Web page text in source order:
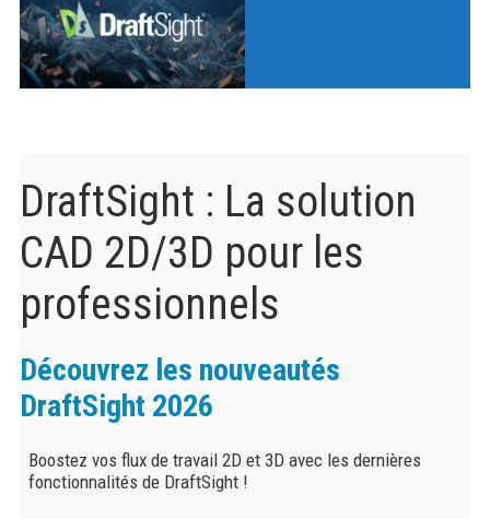
DraftSight : La solution
CAD 2D/3D pour les
professionnels
Découvrez les nouveautés
DraftSight 2026
Boostez vos flux de travail 2D et 3D avec les dernières
fonctionnalités de DraftSight !